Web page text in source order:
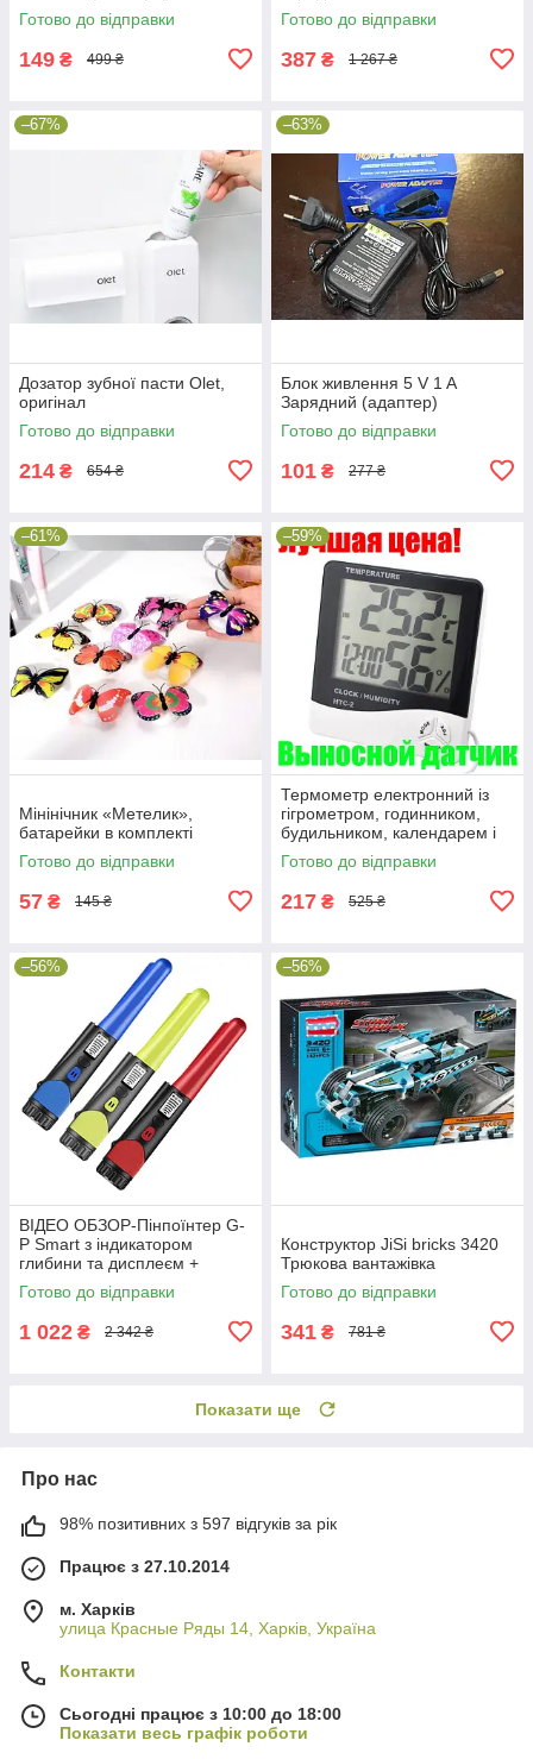
Готово до відправки
149 ₴ 499 ₴
пристроїв
Готово до відправки
387 ₴ 1 267 ₴
–67%
Дозатор зубної пасти Olet,
оригінал
Готово до відправки
214 ₴ 654 ₴
–63%
Блок живлення 5 V 1 A
Зарядний (адаптер)
Готово до відправки
101 ₴ 277 ₴
–61%
Мінінічник «Метелик»,
батарейки в комплекті
Готово до відправки
57 ₴ 145 ₴
–59%
Термометр електронний із
гігрометром, годинником,
будильником, календарем і
виносним датчиком НТС-2
Готово до відправки
217 ₴ 525 ₴
–56%
ВІДЕО ОБЗОР-Пінпоїнтер G-
P Smart з індикатором
глибини та дисплеєм +
чохол, різні кольори
Готово до відправки
1 022 ₴ 2 342 ₴
–56%
Конструктор JiSi bricks 3420
Трюкова вантажівка
Готово до відправки
341 ₴ 781 ₴
Показати ще
Про нас
98% позитивних з 597 відгуків за рік
Працює з 27.10.2014
м. Харків
улица Красные Ряды 14, Харків, Україна
Контакти
Сьогодні працює з 10:00 до 18:00
Показати весь графік роботи